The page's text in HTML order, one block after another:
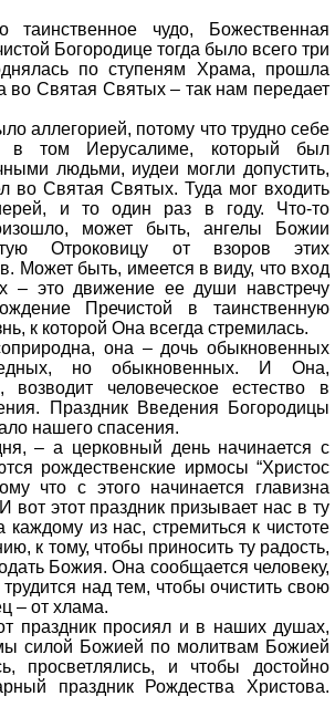
чудо, Божественная
Богородице тогда было всего три
по ступеням Храма, прошла
во Святая Святых – так нам передает
аллегорией, потому что трудно себе
в том Иерусалиме, который был
людьми, иудеи могли допустить,
во Святая Святых. Туда мог входить
и то один раз в году. Что-то
может быть, ангелы Божии
Отроковицу от взоров этих
Может быть, имеется в виду, что вход
– это движение ее души навстречу
Пречистой в таинственную
к которой Она всегда стремилась.
она – дочь обыкновенных
но обыкновенных. И Она,
возводит человеческое естество в
Праздник Введения Богородицы
нашего спасения.
– а церковный день начинается с
рождественские ирмосы “Христос
что с этого начинается главизна
вот этот праздник призывает нас в ту
каждому из нас, стремиться к чистоте
к тому, чтобы приносить ту радость,
Божия. Она сообщается человеку,
над тем, чтобы очистить свою
– от хлама.
праздник просиял и в наших душах,
силой Божией по молитвам Божией
просветлялись, и чтобы достойно
праздник Рождества Христова.